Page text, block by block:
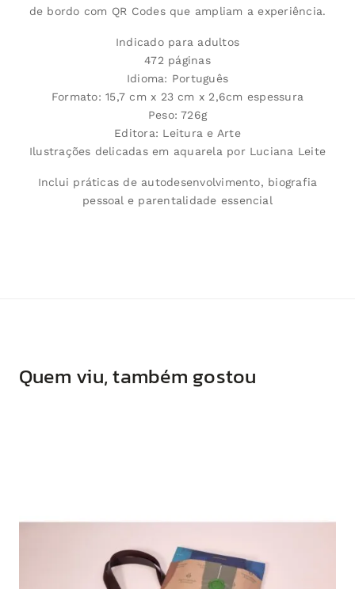
de bordo com QR Codes que ampliam a experiência.
Indicado para adultos
472 páginas
Idioma: Português
Formato: 15,7 cm x 23 cm x 2,6cm espessura
Peso: 726g
Editora: Leitura e Arte
Ilustrações delicadas em aquarela por Luciana Leite
Inclui práticas de autodesenvolvimento, biografia
pessoal e parentalidade essencial
Quem viu, também gostou